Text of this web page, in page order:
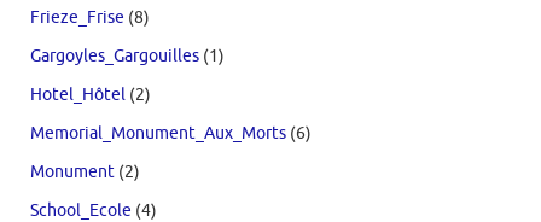
Frieze_Frise (8)
Gargoyles_Gargouilles (1)
Hotel_Hôtel (2)
Memorial_Monument_Aux_Morts (6)
Monument (2)
School_Ecole (4)